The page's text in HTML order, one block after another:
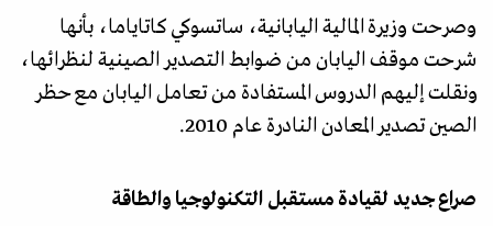
وصرحت وزيرة المالية اليابانية، ساتسوكي كاتاياما، بأنها
شرحت موقف اليابان من ضوابط التصدير الصينية لنظرائها،
ونقلت إليهم الدروس المستفادة من تعامل اليابان مع حظر
الصين تصدير المعادن النادرة عام 2010.
صراع جديد لقيادة مستقبل التكنولوجيا والطاقة